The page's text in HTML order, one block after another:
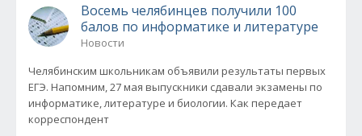
Восемь челябинцев получили 100
балов по информатике и литературе
Новости
Челябинским школьникам объявили результаты первых
ЕГЭ. Напомним, 27 мая выпускники сдавали экзамены по
информатике, литературе и биологии. Как передает
корреспондент